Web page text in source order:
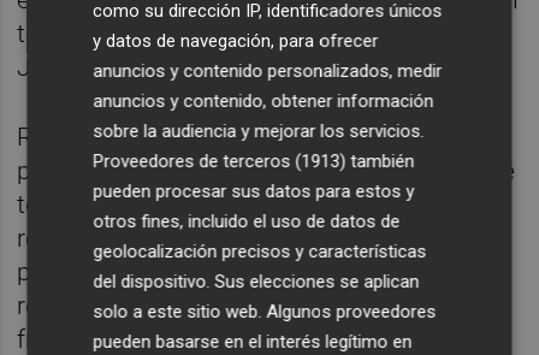
técnica de José Mari, Ghilas, Rubén García,
Juanfran, Orban e Iván López.
Rubi manifestó, durante la rueda de
prensa previa al partido ante el Villarreal, que
tenía la intención de hacer pocos cambios
respecto al equipo que venció la semana
pasada al Getafe, a pesar de que ha
recuperado a Lucas Orban, sancionado
frente al Getafe, y a los lesionados Rubén
como su dirección IP, identificadores únicos
y datos de navegación, para ofrecer
anuncios y contenido personalizados, medir
anuncios y contenido, obtener información
sobre la audiencia y mejorar los servicios.
Proveedores de terceros (1913) también
pueden procesar sus datos para estos y
otros fines, incluido el uso de datos de
geolocalización precisos y características
del dispositivo. Sus elecciones se aplican
solo a este sitio web. Algunos proveedores
pueden basarse en el interés legítimo en